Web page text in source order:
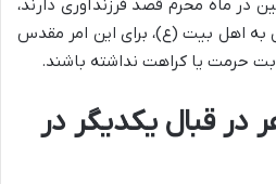
در ماه محرم قصد فرزندآوری دارند،
به اهل بیت (ع)، برای این امر مقدس
حرمت یا کراهت نداشته باشند.
قبال یکدیگر در